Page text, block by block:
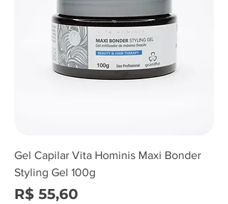
Gel Capilar Vita Hominis Maxi Bonder
Styling Gel 100g
Preço
R$ 55,60